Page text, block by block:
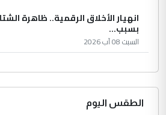
انهيار الأخلاق الرقمية.. ظاهرة
بسبب...
السبت 08 آب 2026
الطقس اليوم